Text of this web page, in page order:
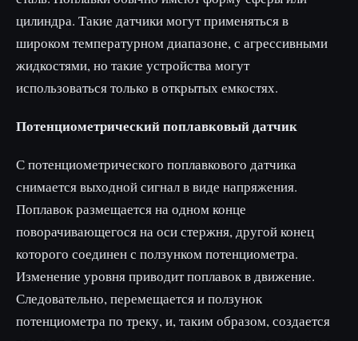
цилиндра. Такие датчики могут применяться в
широком температурном диапазоне, с агрессивными
жидкостями, но такие устройства могут
использоваться только в открытых емкостях.
Потенциометрический поплавковый датчик
С потенциометрического поплавкового датчика
снимается выходной сигнал в виде напряжения.
Поплавок размещается на одном конце
поворачивающегося на оси стержня, другой конец
которого соединен с ползунком потенциометра.
Изменение уровня приводит поплавок в движение.
Следовательно, перемещается и ползунок
потенциометра по треку, и, таким образом, создается